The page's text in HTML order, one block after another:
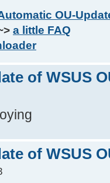
OU-
a little FAQ
of WSUS
of WSUS